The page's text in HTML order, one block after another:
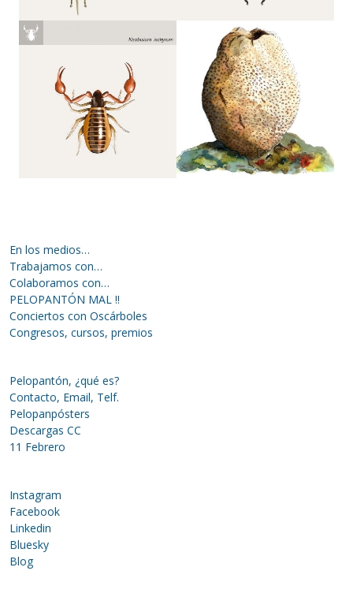
En los medios…
Trabajamos con…
Colaboramos con…
PELOPANTÓN MAL !!
Conciertos con Oscárboles
Congresos, cursos, premios
Pelopantón, ¿qué es?
Contacto, Email, Telf.
Pelopanpósters
Descargas CC
11 Febrero
Instagram
Facebook
Linkedin
Bluesky
Blog